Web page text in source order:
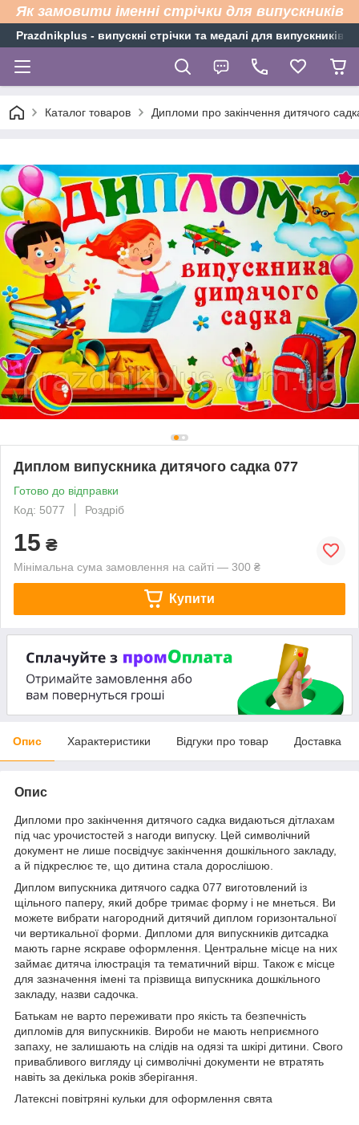
Як замовити іменні стрічки для випускників
Рrazdnikplus - випускні стрічки та медалі для випускників
Каталог товаров Дипломи про закінчення дитячого
Диплом випускника дитячого садка 077
Готово до відправки
Код: 5077
Роздріб
15 ₴
Мінімальна сума замовлення на сайті — 300 ₴
Купити
Опис Характеристики Відгуки про товар Доставка
Опис
Дипломи про закінчення дитячого садка видаються дітлахам
під час урочистостей з нагоди випуску. Цей символічний
документ не лише посвідчує закінчення дошкільного закладу,
а й підкреслює те, що дитина стала дорослішою.
Диплом випускника дитячого садка 077 виготовлений із
щільного паперу, який добре тримає форму і не мнеться. Ви
можете вибрати нагородний дитячий диплом горизонтальної
чи вертикальної форми. Дипломи для випускників дитсадка
мають гарне яскраве оформлення. Центральне місце на них
займає дитяча ілюстрація та тематичний вірш. Також є місце
для зазначення імені та прізвища випускника дошкільного
закладу, назви садочка.
Батькам не варто переживати про якість та безпечність
дипломів для випускників. Вироби не мають неприємного
запаху, не залишають на слідів на одязі та шкірі дитини. Свого
привабливого вигляду ці символічні документи не втратять
навіть за декілька років зберігання.
Латексні повітряні кульки для оформлення свята